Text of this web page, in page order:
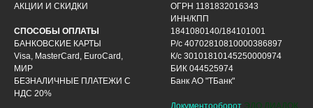
АКЦИИ И СКИДКИ
СПОСОБЫ ОПЛАТЫ
БАНКОВСКИЕ КАРТЫ
Visa, MasterCard, EuroCard,
МИР
БЕЗНАЛИЧНЫЕ ПЛАТЕЖИ С
НДС 20%
ОГРН 1181832016343
ИНН/КПП
1841080140/184101001
Р/с 40702810810000386897
К/с 30101810145250000974
БИК 044525974
Банк АО "ТБанк"
Документооборот ЭДО ДИАДОК